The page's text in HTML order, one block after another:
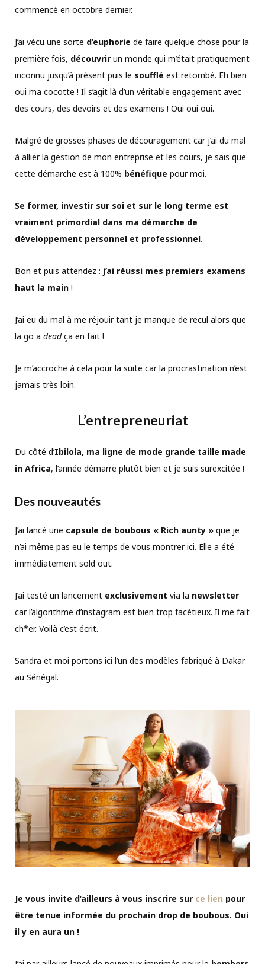
commencé en octobre dernier.
J’ai vécu une sorte d’euphorie de faire quelque chose pour la
première fois, découvrir un monde qui m’était pratiquement
inconnu jusqu’à présent puis le soufflé est retombé. Eh bien
oui ma cocotte ! Il s’agit là d’un véritable engagement avec
des cours, des devoirs et des examens ! Oui oui oui.
Malgré de grosses phases de découragement car j’ai du mal
à allier la gestion de mon entreprise et les cours, je sais que
cette démarche est à 100% bénéfique pour moi.
Se former, investir sur soi et sur le long terme est
vraiment primordial dans ma démarche de
développement personnel et professionnel.
Bon et puis attendez : j’ai réussi mes premiers examens
haut la main !
J’ai eu du mal à me réjouir tant je manque de recul alors que
la go a deadça en fait !
Je m’accroche à cela pour la suite car la procrastination n’est
jamais très loin.
L’entrepreneuriat
Du côté d’Ibilola, ma ligne de mode grande taille made
in Africa, l’année démarre plutôt bien et je suis surexcitée !
Des nouveautés
J’ai lancé une capsule de boubous « Rich aunty » que je
n’ai même pas eu le temps de vous montrer ici. Elle a été
immédiatement sold out.
J’ai testé un lancement exclusivement via la newsletter
car l’algorithme d’instagram est bien trop facétieux. Il me fait
ch*er. Voilà c’est écrit.
Sandra et moi portons ici l’un des modèles fabriqué à Dakar
au Sénégal.
Je vous invite d’ailleurs à vous inscrire sur ce lien pour
être tenue informée du prochain drop de boubous. Oui
il y en aura un !